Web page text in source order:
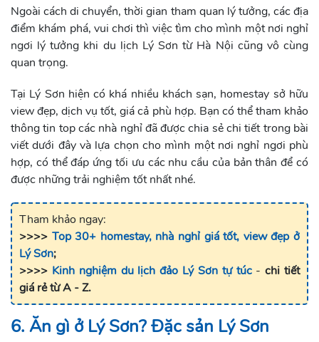
Ngoài cách di chuyển, thời gian tham quan lý tưởng, các địa
điểm khám phá, vui chơi thì việc tìm cho mình một nơi nghỉ
ngơi lý tưởng khi du lịch Lý Sơn từ Hà Nội cũng vô cùng
quan trọng.
Tại Lý Sơn hiện có khá nhiều khách sạn, homestay sở hữu
view đẹp, dịch vụ tốt, giá cả phù hợp. Bạn có thể tham khảo
thông tin top các nhà nghỉ đã được chia sẻ chi tiết trong bài
viết dưới đây và lựa chọn cho mình một nơi nghỉ ngơi phù
hợp, có thể đáp ứng tối ưu các nhu cầu của bản thân để có
được những trải nghiệm tốt nhất nhé.
Tham khảo ngay:
>>>> Top 30+ homestay, nhà nghỉ giá tốt, view đẹp ở
Lý Sơn;
>>>> Kinh nghiệm du lịch đảo Lý Sơn tự túc - chi tiết
giá rẻ từ A - Z.
6. Ăn gì ở Lý Sơn? Đặc sản Lý Sơn